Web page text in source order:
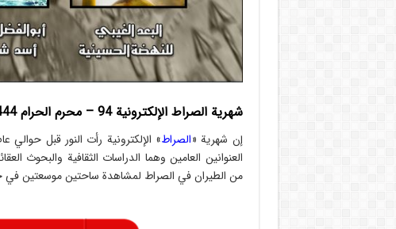
شهریة الصراط الإلكترونية 94 – محرم الحرام 1444
إن شهریة «الصراط
العنوانين العامين وهما الدراسات الثقافية والبحوث
من الطيران في الصراط لمشاهدة ساحتين موسعتين في